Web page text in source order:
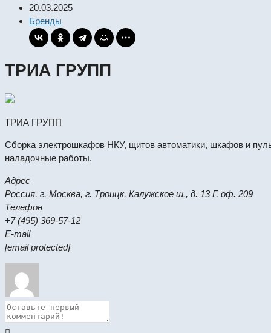
20.03.2025
Бренды
ТРИА ГРУПП
ТРИА ГРУПП
Сборка электрошкафов НКУ, щитов автоматики, шкафов и
наладочные работы.
Адрес
Россия, г. Москва, г. Троицк, Калужское ш., д. 13 Г, оф. 209
Телефон
+7 (495) 369-57-12
E-mail
[email protected]